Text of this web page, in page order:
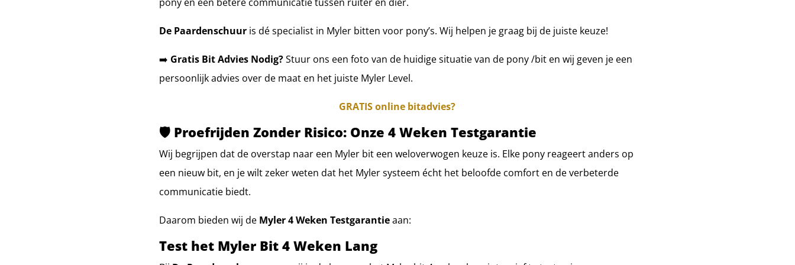
De Paardenschuuris dé specialist in Myler bitten voor pony’s. Wij helpen je graag bij de juiste keuze!
➡️ Gratis Bit Advies Nodig?Stuur ons een foto van de huidige situatie van de pony /bit en wij geven je een
persoonlijk advies over de maat en het juiste Myler Level.
GRATIS online bitadvies?
🛡️ Proefrijden Zonder Risico: Onze 4 Weken Testgarantie
Wij begrijpen dat de overstap naar een Myler bit een weloverwogen keuze is. Elke pony reageert anders op
een nieuw bit, en je wilt zeker weten dat het Myler systeem écht het beloofde comfort en de verbeterde
communicatie biedt.
Daarom bieden wij de Myler 4 Weken Testgarantieaan:
Test het Myler Bit 4 Weken Lang